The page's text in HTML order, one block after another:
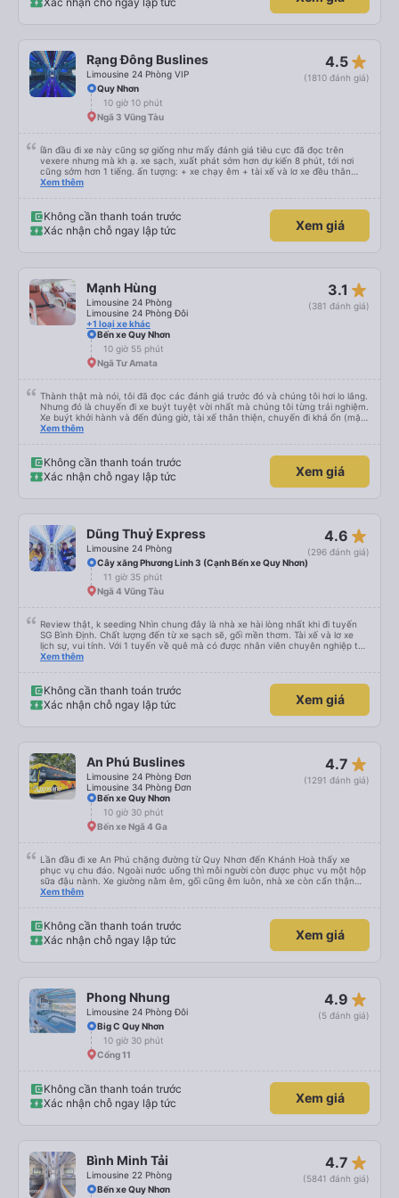
mền, gối và đặc biệt là có gối ôm. Nchung là phải chấm nhà xe 10 sao mới
Rạng Đông Buslines
Limousine 24 Phòng VIP
4.5 star_rate
(1810 đánh giá)
Quy Nhơn
10 giờ 10 phút
Ngã 3 Vũng Tàu
lần đầu đi xe này cũng sợ giống như mấy đánh giá tiêu cực đã đọc trên
vexere nhưng mà kh ạ. xe sạch, xuất phát sớm hơn dự kiến 8 phút, tới nơi
cũng sớm hơn 1 tiếng. ấn tượng: + xe chạy êm + tài xế và lơ xe đều thân
thiện dễ thương. thật ra cũng kh tiếp xúc nhiều+ lắm nhưng cá nhân mình
an sương, xe dừng đúng 3 lần (cả ăn tối) cho khách đi vệ sinh. cái hay ở đây
là khi gần tới chỗ ăn tối sẽ có loa thông báo, loa báo là dừng 30p nhưng thực
tế chỉ dừng khoảng 25p, chắc do khách đã lên đông đủ. tóm lại thì lần đầu đi
Xem thêm
Không cần thanh toán trước
Xác nhận chỗ ngay lập tức
Xem giá
Mạnh Hùng
Limousine 24 Phòng
Limousine 24 Phòng Đôi
+1 loại xe khác
3.1 star_rate
(381 đánh giá)
Bến xe Quy Nhơn
10 giờ 55 phút
Ngã Tư Amata
Thành thật mà nói, tôi đã đọc các đánh giá trước đó và chúng tôi hơi lo lắng.
Nhưng đó là chuyến đi xe buýt tuyệt vời nhất mà chúng tôi từng trải nghiệm.
Xe buýt khởi hành và đến đúng giờ, tài xế thân thiện, chuyến đi khá ổn (mặc
dù vẫn hơi xóc, nhưng đó là đặc trưng của Việt Nam ^^), và chỗ ngồi thoải
Xem thêm
Không cần thanh toán trước
Xác nhận chỗ ngay lập tức
Xem giá
Dũng Thuỷ Express
Limousine 24 Phòng
4.6 star_rate
(296 đánh giá)
Cây xăng Phương Linh 3 (Cạnh Bến xe Quy Nhơn)
11 giờ 35 phút
Ngã 4 Vũng Tàu
Review thật, k seeding Nhìn chung đây là nhà xe hài lòng nhất khi đi tuyến
SG Bình Định. Chất lượng đến từ xe sạch sẽ, gối mền thơm. Tài xế và lơ xe
lịch sự, vui tính. Với 1 tuyến về quê mà có được nhân viên chuyên nghiệp thế
này là điểm cộng lớn, thường chỉ đi mấy tuyến du lịch mới có. Về xe thì có
định ủng hộ tiếp nhà xe này. Chúc chủ xe làm ăn phát đạt mua thêm nhiều
xe chạy thêm nhiều khung giờ nữa và nâng cao tiêu chuẩn tuyến. Nếu xét
điểm trừ thì chỉ có thgian trả khách, team VXR set lệch với thực tế
Xem thêm
Không cần thanh toán trước
Xác nhận chỗ ngay lập tức
Xem giá
An Phú Buslines
Limousine 24 Phòng Đơn
Limousine 34 Phòng Đơn
4.7 star_rate
(1291 đánh giá)
Bến xe Quy Nhơn
10 giờ 30 phút
Bến xe Ngã 4 Ga
Lần đầu đi xe An Phú chặng đường từ Quy Nhơn đến Khánh Hoà thấy xe
phục vụ chu đáo. Ngoài nước uống thì mỗi người còn được phục vụ một hộp
sữa đậu nành. Xe giường nằm êm, gối cũng êm luôn, nhà xe còn cẩn thận
treo thêm ở mỗi giường một cái giỏ nhỏ để đựng chai nước uống tránh rớt.
ngoài (với số tiền bỏ ra cho tuyến đường như vậy thì thấy rất tốt)
Xem thêm
Không cần thanh toán trước
Xác nhận chỗ ngay lập tức
Xem giá
Phong Nhung
Limousine 24 Phòng Đôi
4.9 star_rate
(5 đánh giá)
Big C Quy Nhơn
10 giờ 30 phút
Cổng 11
Không cần thanh toán trước
Xác nhận chỗ ngay lập tức
Xem giá
Bình Minh Tải
Limousine 22 Phòng
4.7 star_rate
(5841 đánh giá)
Bến xe Quy Nhơn